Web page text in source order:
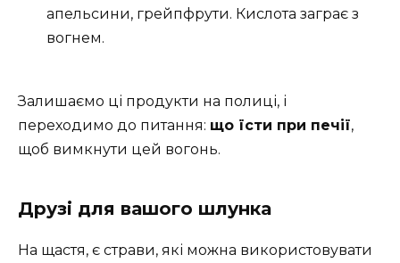
апельсини, грейпфрути. Кислота заграє з
вогнем.
Залишаємо ці продукти на полиці, і
переходимо до питання: що їсти при печії,
щоб вимкнути цей вогонь.
Друзі для вашого шлунка
На щастя, є страви, які можна використовувати